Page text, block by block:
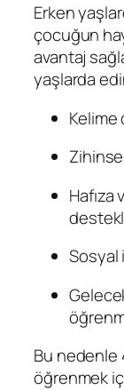
Erken
çocuğun
avantaj
yaşlarda
Kelime
Sosyal
Bu nedenle
öğrenmek